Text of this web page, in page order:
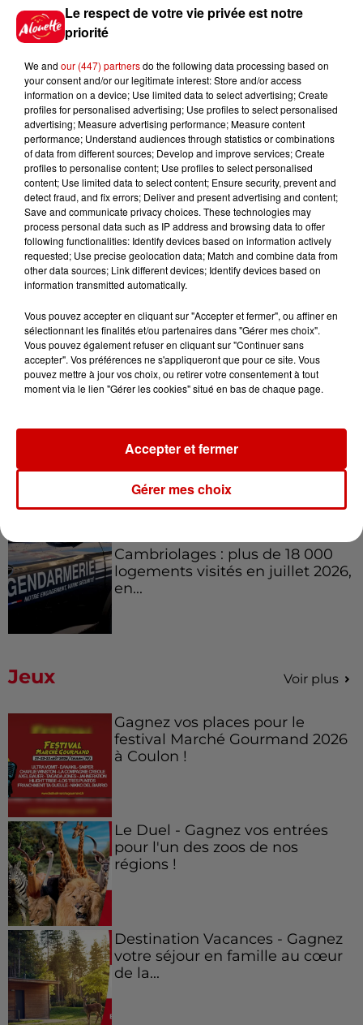
cage et leur espace vital. Voici
plus de dix ans que l’éminent
conférencier s’attaque à la
question épineuse : « Qui de l’œuf
ou de la poule est arrivé en
premier ? » avec une maîtrise du
jeu absolument irrésistible.
Infos
Voir plus
8h49
Rennes : enquête ouverte après
un accident impliquant un
conducteur...
8 août 2026
Aide carburant pour les "grands
rouleurs" : le délai pour la...
8 août 2026
Royan : elle tente d’écraser son
Cambriolages : plus de 18 000
logements visités en juillet 2026,
en...
Jeux Voir plus
Gagnez vos places pour le
festival Marché Gourmand 2026
à Coulon !
Le Duel - Gagnez vos entrées
pour l'un des zoos de nos
régions !
Destination Vacances - Gagnez
votre séjour en famille au cœur
de la...
Le respect de votre vie privée est notre
priorité
We and our (447) partnersdo the following data processing based on
your consent and/or our legitimate interest: Store and/or access
information on a device; Use limited data to select advertising; Create
profiles for personalised advertising; Use profiles to select personalised
advertising; Measure advertising performance; Measure content
performance; Understand audiences through statistics or combinations
of data from different sources; Develop and improve services; Create
profiles to personalise content; Use profiles to select personalised
content; Use limited data to select content; Ensure security, prevent and
detect fraud, and fix errors; Deliver and present advertising and content;
Save and communicate privacy choices. These technologies may
process personal data such as IP address and browsing data to offer
following functionalities: Identify devices based on information actively
requested; Use precise geolocation data; Match and combine data from
other data sources; Link different devices; Identify devices based on
information transmitted automatically.
Vous pouvez accepter en cliquant sur "Accepter et fermer", ou affiner en
sélectionnant les finalités et/ou partenaires dans "Gérer mes choix".
Vous pouvez également refuser en cliquant sur "Continuer sans
accepter". Vos préférences ne s'appliqueront que pour ce site. Vous
pouvez mettre à jour vos choix, ou retirer votre consentement à tout
moment via le lien "Gérer les cookies" situé en bas de chaque page.
Gérer mes choix
Accepter et fermer